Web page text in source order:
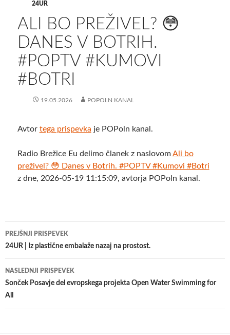
24UR
ALI BO PREŽIVEL? 😳
DANES V BOTRIH.
#POPTV #KUMOVI
#BOTRI
19.05.2026 POPOLN KANAL
Avtor tega prispevka je POPoln kanal.
Radio Brežice Eu delimo članek z naslovomAli bo
preživel? 😳 Danes v Botrih. #POPTV #Kumovi #Botri
z dne, 2026-05-19 11:15:09, avtorja POPoln kanal.
Krmarjenje
po
prispevkih
PREJŠNJI PRISPEVEK
24UR | Iz plastične embalaže nazaj na prostost.
NASLEDNJI PRISPEVEK
Sonček Posavje del evropskega projekta Open Water Swimming for
All